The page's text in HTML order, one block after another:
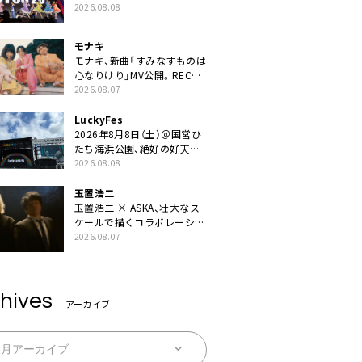
ZIPPERや綾小路翔、鬼龍院翔
うだい」
2026.08.08
モナキ
モナキ、新曲「すみなすものは
心なりけり」MV公開。RECの
ギターにEvery Little Thing・
2026.08.07
LuckyFes
2026年8月8日（土）＠国営ひ
たち海浜公園、絶好の好天の
中＜LuckyFes’26＞開幕
2026.08.08
玉置浩二
玉置浩二 × ASKA、壮大なス
ケールで描くコラボレーショ
ン曲「音銀河」リリース決定。
2026.08.07
アーカイブ